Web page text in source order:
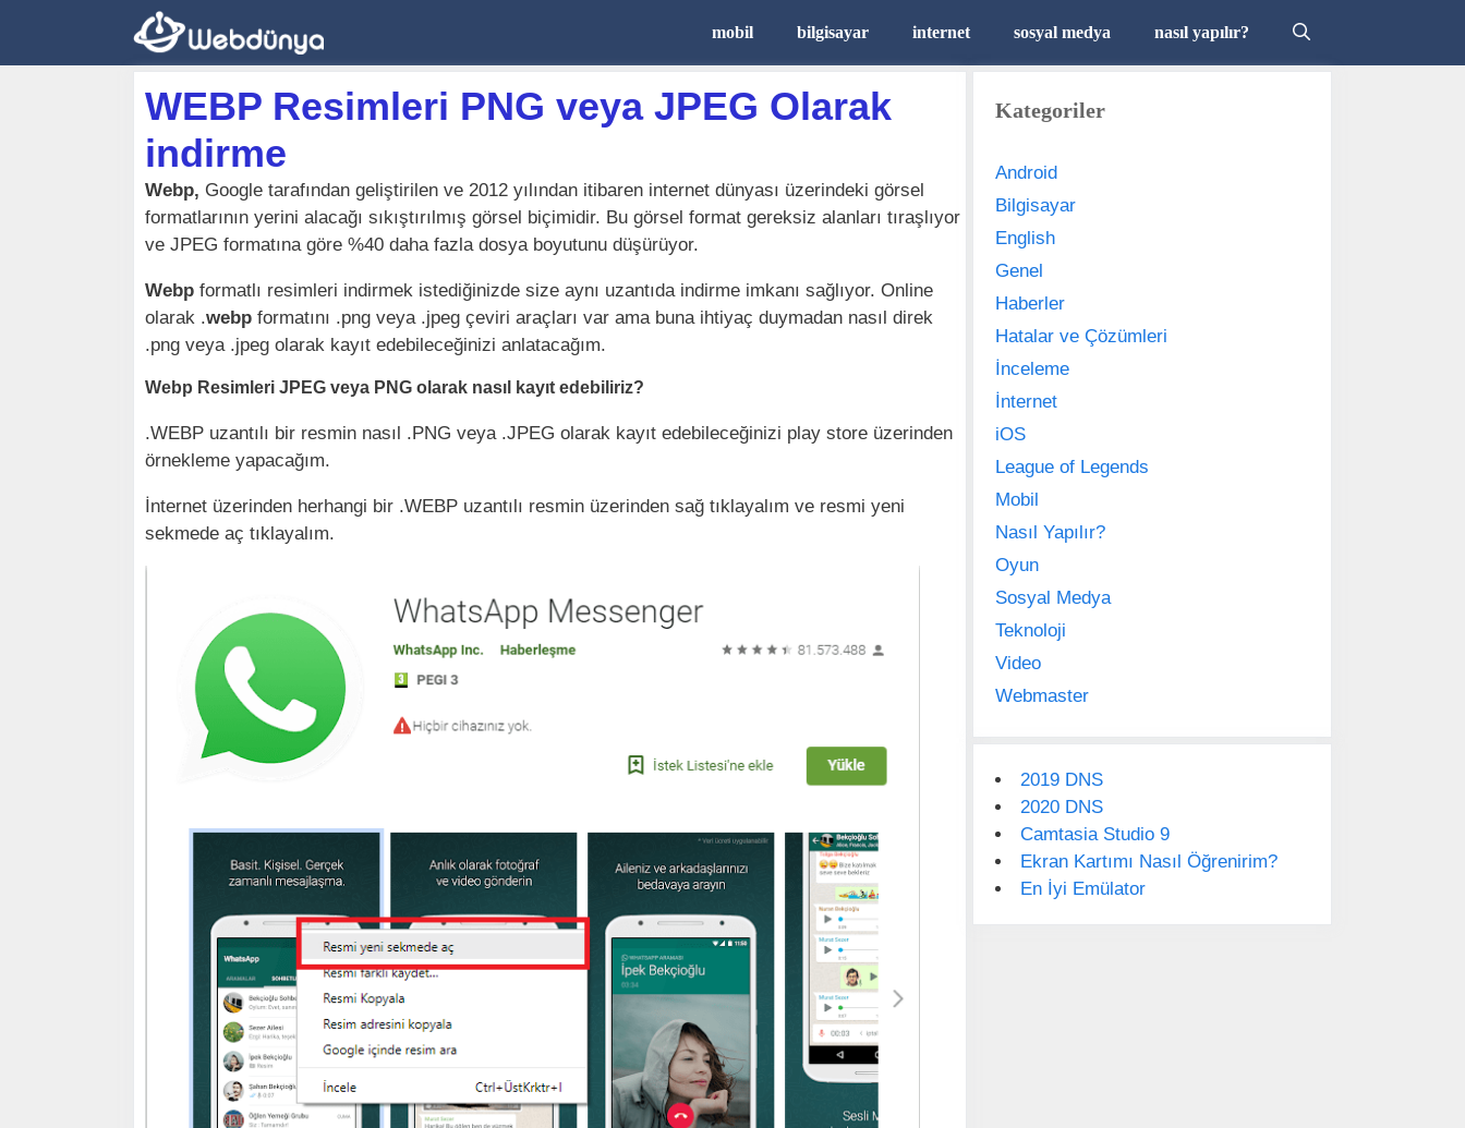
mobil bilgisayar internet sosyal medya nasıl yapılır?
WEBP Resimleri PNG veya JPEG Olarak
indirme
Webp, Google tarafından geliştirilen ve 2012 yılından itibaren internet dünyası üzerindeki görsel
formatlarının yerini alacağı sıkıştırılmış görsel biçimidir. Bu görsel format gereksiz alanları tıraşlıyor
ve JPEG formatına göre %40 daha fazla dosya boyutunu düşürüyor.
Webp formatlı resimleri indirmek istediğinizde size aynı uzantıda indirme imkanı sağlıyor. Online
olarak .webp formatını .png veya .jpeg çeviri araçları var ama buna ihtiyaç duymadan nasıl direk
.png veya .jpeg olarak kayıt edebileceğinizi anlatacağım.
Webp Resimleri JPEG veya PNG olarak nasıl kayıt edebiliriz?
.WEBP uzantılı bir resmin nasıl .PNG veya .JPEG olarak kayıt edebileceğinizi play store üzerinden
örnekleme yapacağım.
İnternet üzerinden herhangi bir .WEBP uzantılı resmin üzerinden sağ tıklayalım ve resmi yeni
sekmede aç tıklayalım.
Kategoriler
Android
Bilgisayar
English
Genel
Haberler
Hatalar ve Çözümleri
İnceleme
İnternet
iOS
League of Legends
Mobil
Nasıl Yapılır?
Oyun
Sosyal Medya
Teknoloji
Video
Webmaster
2019 DNS
2020 DNS
Camtasia Studio 9
Ekran Kartımı Nasıl Öğrenirim?
En İyi Emülator